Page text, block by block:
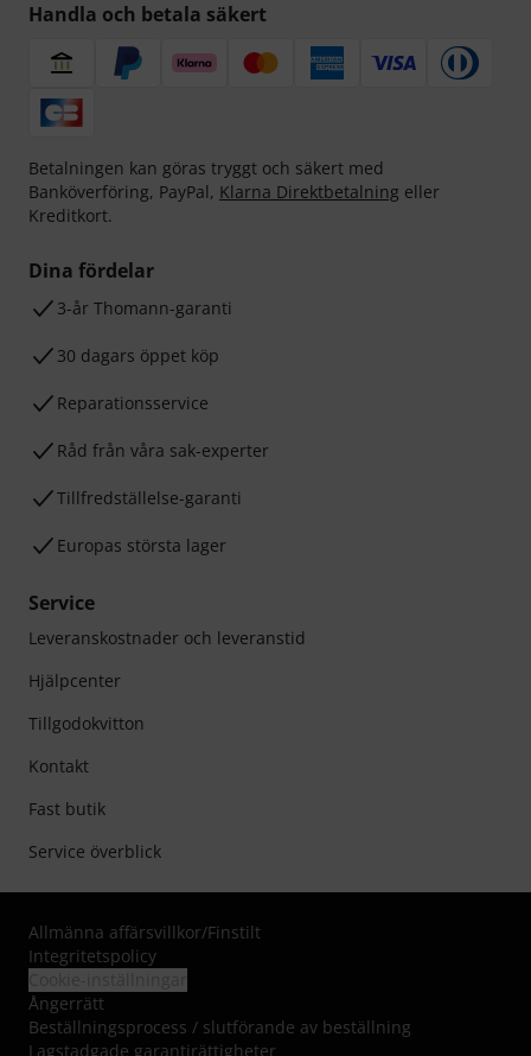
Handla och betala säkert
Betalningen kan göras tryggt och säkert med
Banköverföring, PayPal, Klarna Direktbetalning eller
Kreditkort.
Dina fördelar
3-år Thomann-garanti
30 dagars öppet köp
Reparationsservice
Råd från våra sak-experter
Tillfredställelse-garanti
Europas största lager
Service
Leveranskostnader och leveranstid
Hjälpcenter
Tillgodokvitton
Kontakt
Fast butik
Service överblick
Allmänna affärsvillkor/Finstilt
Integritetspolicy
Ångerrätt
Beställningsprocess / slutförande av beställning
Lagstadgade garantirättigheter